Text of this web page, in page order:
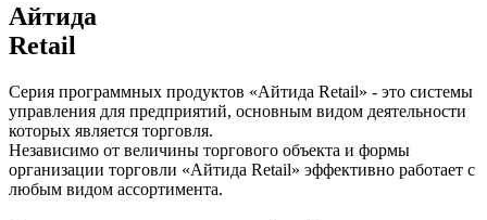
Айтида
Retail
Серия программных продуктов «Айтида Retail» - это системы
управления для предприятий, основным видом деятельности
которых является торговля.
Независимо от величины торгового объекта и формы
организации торговли «Айтида Retail» эффективно работает с
любым видом ассортимента.